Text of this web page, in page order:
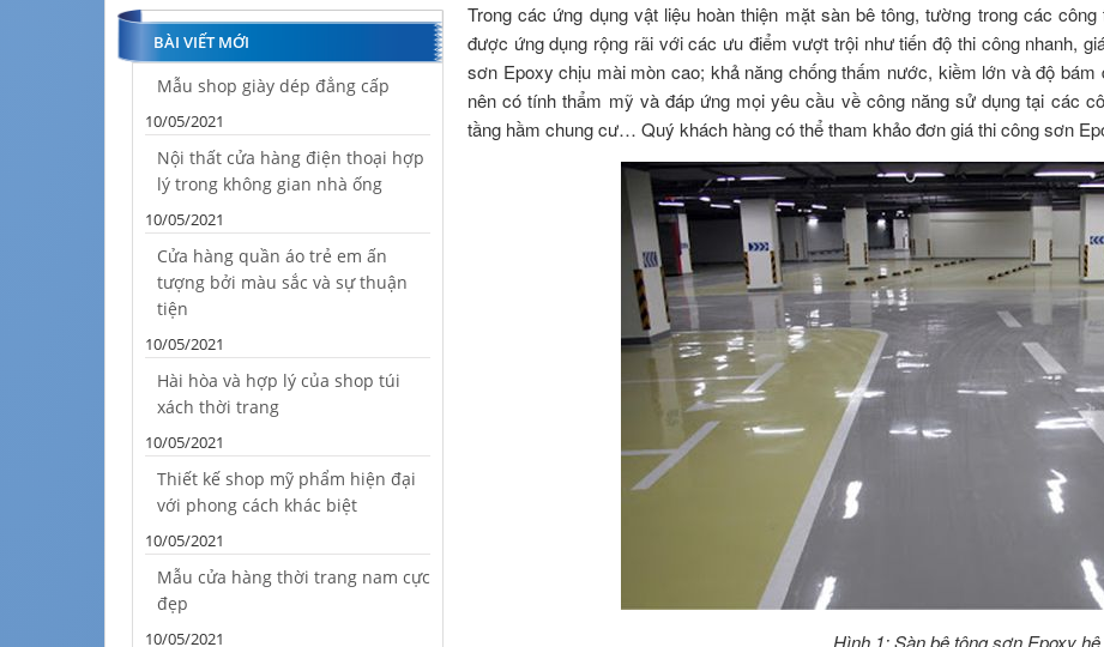
Trong các ứng dụng vật liệu hoàn thiện mặt sàn bê tông, tường trong các
được ứng dụng rộng rãi với các ưu điểm vượt trội như tiến độ thi công nhanh,
sơn Epoxy chịu mài mòn cao; khả năng chống thấm nước, kiềm lớn và độ
nên có tính thẩm mỹ và đáp ứng mọi yêu cầu về công năng sử dụng tại các
tầng hầm chung cư… Quý khách hàng có thể tham khảo đơn giá thi công sơn
Hình 1: Sàn bê tông sơn Epoxy
BÀI VIẾT MỚI
Mẫu shop giày dép đẳng cấp
10/05/2021
Nội thất cửa hàng điện thoại hợp
lý trong không gian nhà ống
10/05/2021
Cửa hàng quần áo trẻ em ấn
tượng bởi màu sắc và sự thuận
tiện
10/05/2021
Hài hòa và hợp lý của shop túi
xách thời trang
10/05/2021
Thiết kế shop mỹ phẩm hiện đại
với phong cách khác biệt
10/05/2021
Mẫu cửa hàng thời trang nam cực
đẹp
10/05/2021